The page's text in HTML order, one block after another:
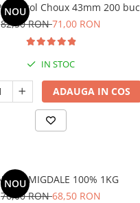
NOU
Choux 43mm 200 buc
82,50 RON71,00 RON
IN STOC
ADAUGA IN COS
NOU
DE MIGDALE 100% 1KG
76,00 RON68,50 RON